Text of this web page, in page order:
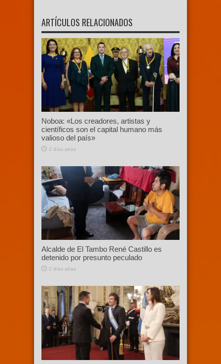
ARTÍCULOS RELACIONADOS
Noboa: «Los creadores, artistas y
científicos son el capital humano más
valioso del país»
2 días atras
Alcalde de El Tambo René Castillo es
detenido por presunto peculado
2 días atras